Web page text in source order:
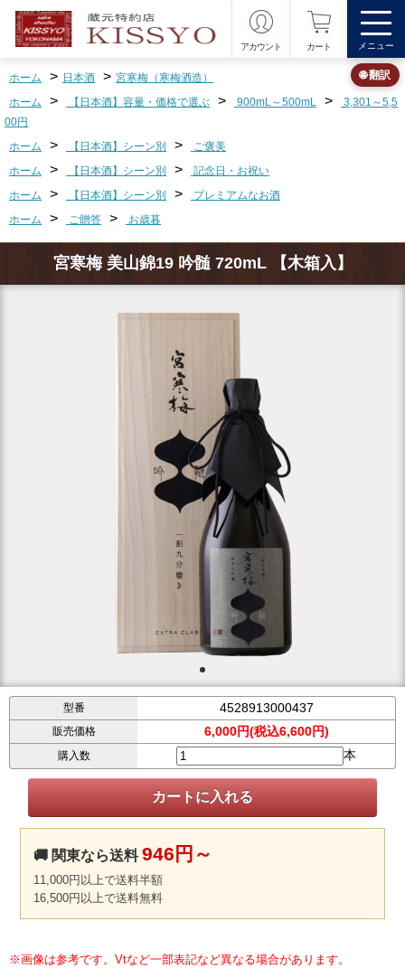
アカウント カート メニュー
ホーム > 日本酒 > 宮寒梅（寒梅酒造）
ホーム
> 【日本酒】容量・価格で選ぶ > 900mL～500mL >
3,301～5,5
00円
ホーム
> 【日本酒】シーン別 >
ご褒美
ホーム
> 【日本酒】シーン別 >
記念日・お祝い
ホーム
> 【日本酒】シーン別 >
プレミアムなお酒
ホーム
> ご贈答 > お歳暮
宮寒梅 美山錦19 吟髄 720mL 【木箱入】
型番 4528913000437
販売価格 6,000円(税込6,600円)
購入数 本
🚚 関東なら送料946円～
11,000円以上で送料半額
16,500円以上で送料無料
※画像は参考です。Vtなど一部表記など異なる場合があります。
🌐 翻訳